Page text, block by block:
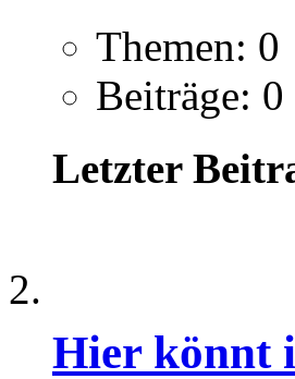
Themen: 0
Beiträge: 0
Letzter
Hier könnt